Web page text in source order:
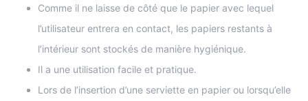
Comme il ne laisse de côté que le papier avec lequel
l’utilisateur entrera en contact, les papiers restants à
l’intérieur sont stockés de manière hygiénique.
Il a une utilisation facile et pratique.
Lors de l’insertion d’une serviette en papier ou lorsqu’elle